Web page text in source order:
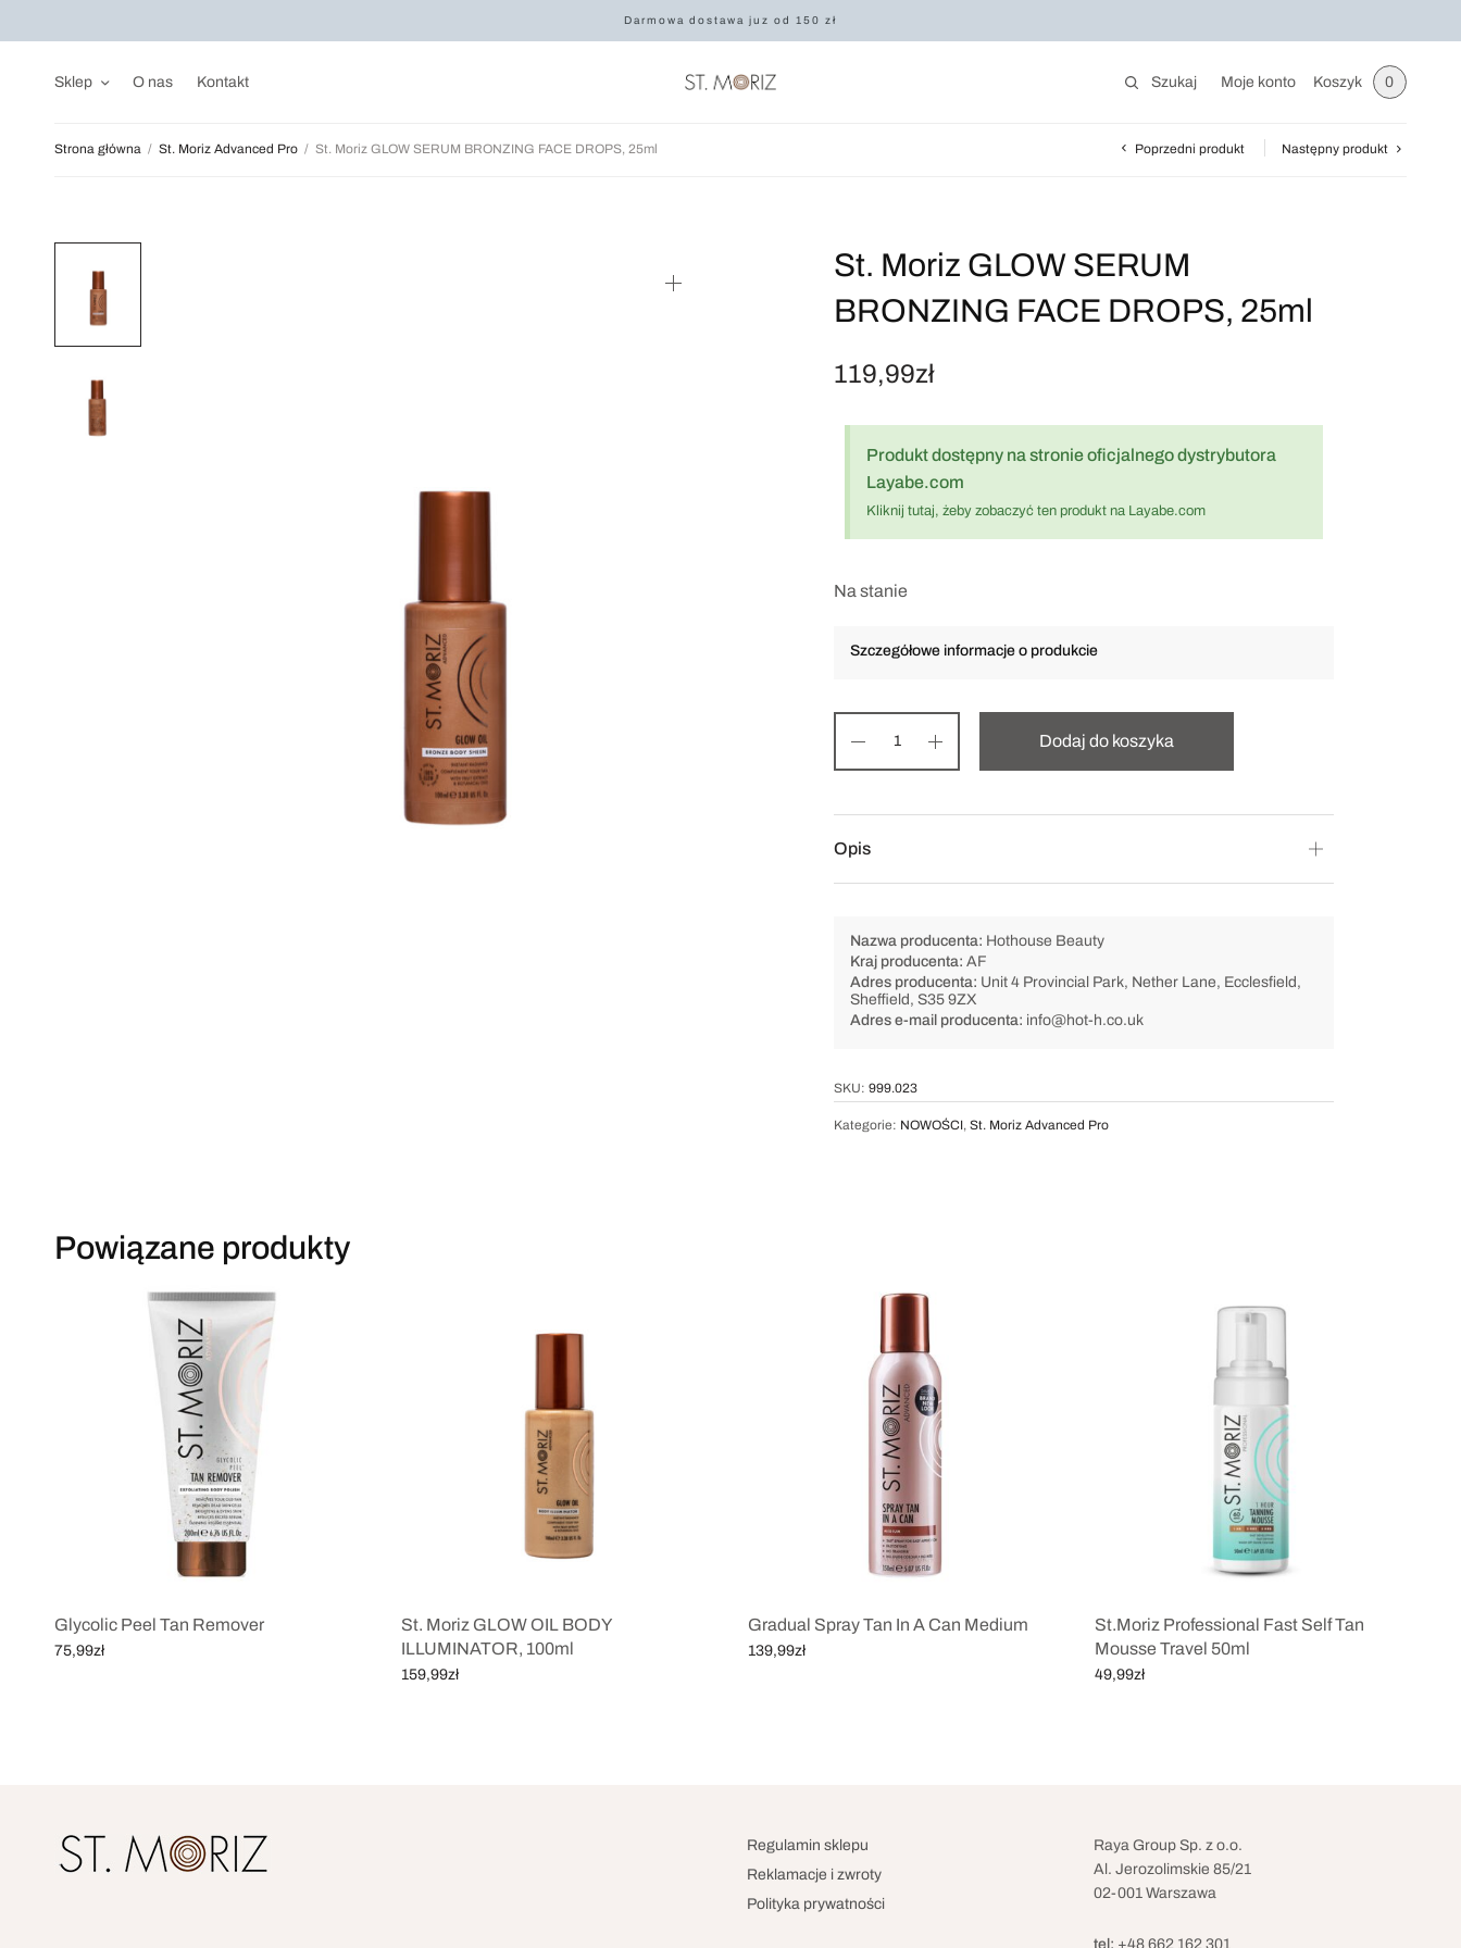
Darmowa dostawa juz od 150 zł
Sklep O nas Kontakt Szukaj Moje konto Koszyk 0
Strona główna / St. Moriz Advanced Pro / St. Moriz GLOW SERUM BRONZING FACE DROPS, 25ml Poprzedni produkt Następny produkt
St. Moriz GLOW SERUM
BRONZING FACE DROPS, 25ml
119,99zł
Produkt dostępny na stronie oficjalnego dystrybutora
Layabe.com
Kliknij tutaj, żeby zobaczyć ten produkt na Layabe.com
Na stanie
Szczegółowe informacje o produkcie
Dodaj do koszyka
Opis
Nazwa producenta: Hothouse Beauty
Kraj producenta: AF
Adres producenta: Unit 4 Provincial Park, Nether Lane, Ecclesfield,
Sheffield, S35 9ZX
Adres e-mail producenta: info@hot-h.co.uk
SKU: 999.023
Kategorie: NOWOŚCI, St. Moriz Advanced Pro
Powiązane produkty
Glycolic Peel Tan Remover
75,99zł
St. Moriz GLOW OIL BODY
ILLUMINATOR, 100ml
159,99zł
Gradual Spray Tan In A Can Medium
139,99zł
St.Moriz Professional Fast Self Tan
Mousse Travel 50ml
49,99zł
Regulamin sklepu
Reklamacje i zwroty
Polityka prywatności
Raya Group Sp. z o.o.
Al. Jerozolimskie 85/21
02-001 Warszawa
tel: +48 662 162 301